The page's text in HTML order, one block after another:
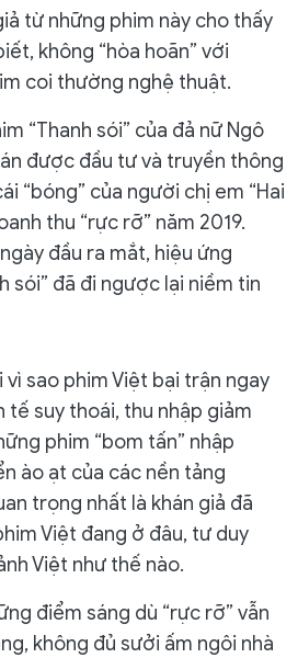
từ những phim này cho thấy
không “hòa hoãn” với
coi thường nghệ thuật.
“Thanh sói” của đả nữ Ngô
được đầu tư và truyền thông
“bóng” của người chị em “Hai
thu “rực rỡ” năm 2019.
đầu ra mắt, hiệu ứng
sói” đã đi ngược lại niềm tin
vì sao phim Việt bại trận ngay
tế suy thoái, thu nhập giảm
phim “bom tấn” nhập
ào ạt của các nền tảng
trọng nhất là khán giả đã
Việt đang ở đâu, tư duy
Việt như thế nào.
điểm sáng dù “rực rỡ” vẫn
không đủ sưởi ấm ngôi nhà